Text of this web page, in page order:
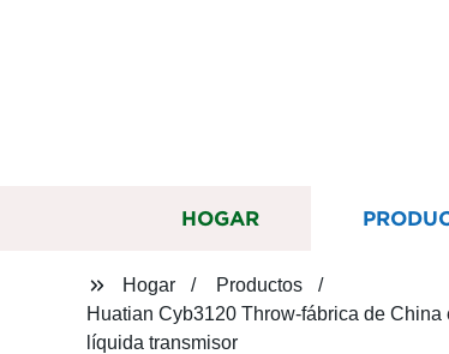
HOGAR
Hogar
Productos
Huatian Cyb3120 Throw-fábrica de
líquida transmisor